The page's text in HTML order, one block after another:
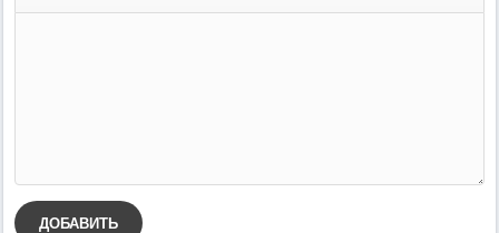
ДОБАВИТЬ